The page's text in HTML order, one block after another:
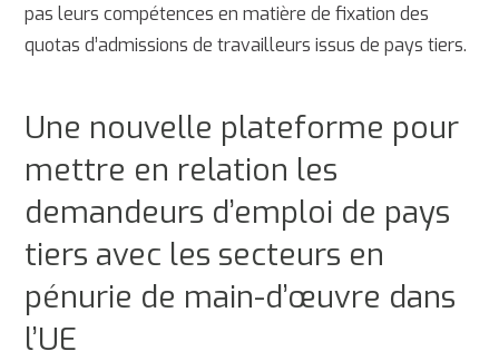
pas leurs compétences en matière de fixation des
quotas d’admissions de travailleurs issus de pays tiers.
Une nouvelle plateforme pour
mettre en relation les
demandeurs d’emploi de pays
tiers avec les secteurs en
pénurie de main-d’œuvre dans
l’UE